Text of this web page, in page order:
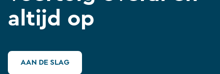
altijd op
AAN DE SLAG